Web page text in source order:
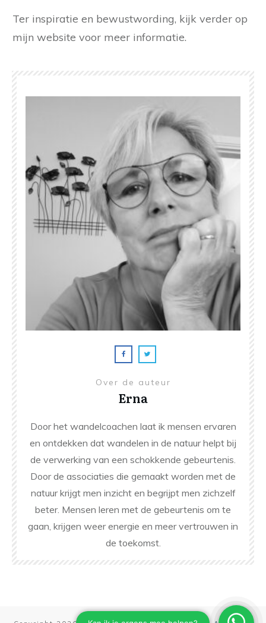
Ter inspiratie en bewustwording, kijk verder op
mijn website voor meer informatie.
Over de auteur
Erna
Door het wandelcoachen laat ik mensen ervaren
en ontdekken dat wandelen in de natuur helpt bij
de verwerking van een schokkende gebeurtenis.
Door de associaties die gemaakt worden met de
natuur krijgt men inzicht en begrijpt men zichzelf
beter. Mensen leren met de gebeurtenis om te
gaan, krijgen weer energie en meer vertrouwen in
de toekomst.